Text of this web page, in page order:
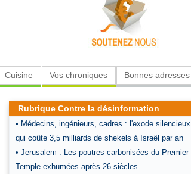
Cuisine Vos chroniques Bonnes adresses
Rubrique Contre la désinformation
• Médecins, ingénieurs, cadres : l'exode silencieux
qui coûte 3,5 milliards de shekels à Israël par an
• Jerusalem : Les poutres carbonisées du Premier
Temple exhumées après 26 siècles